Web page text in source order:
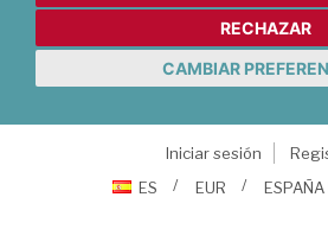
RECHAZAR
CAMBIAR
Iniciar sesión
ES
EUR ESPAÑA